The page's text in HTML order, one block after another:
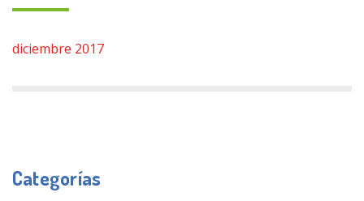
diciembre 2017
Categorías